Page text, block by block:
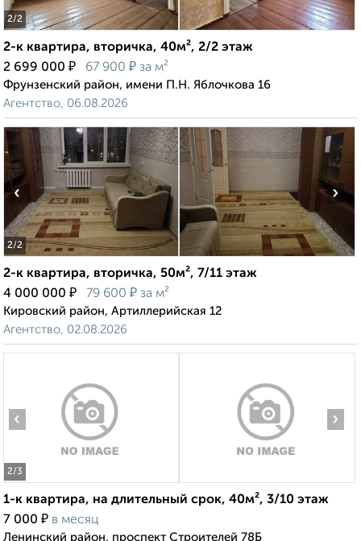
2/2
2-к квартира, вторичка, 40м², 2/2 этаж
2 699 000 ₽ 67 900 ₽ за м²
Фрунзенский район, имени П.Н. Яблочкова 16
Агентство, 06.08.2026
2/2
‹ ›
2-к квартира, вторичка, 50м², 7/11 этаж
4 000 000 ₽ 79 600 ₽ за м²
Кировский район, Артиллерийская 12
Агентство, 02.08.2026
2/3
‹ ›
1-к квартира, на длительный срок, 40м², 3/10 этаж
7 000 ₽ в месяц
Ленинский район, проспект Строителей 78Б